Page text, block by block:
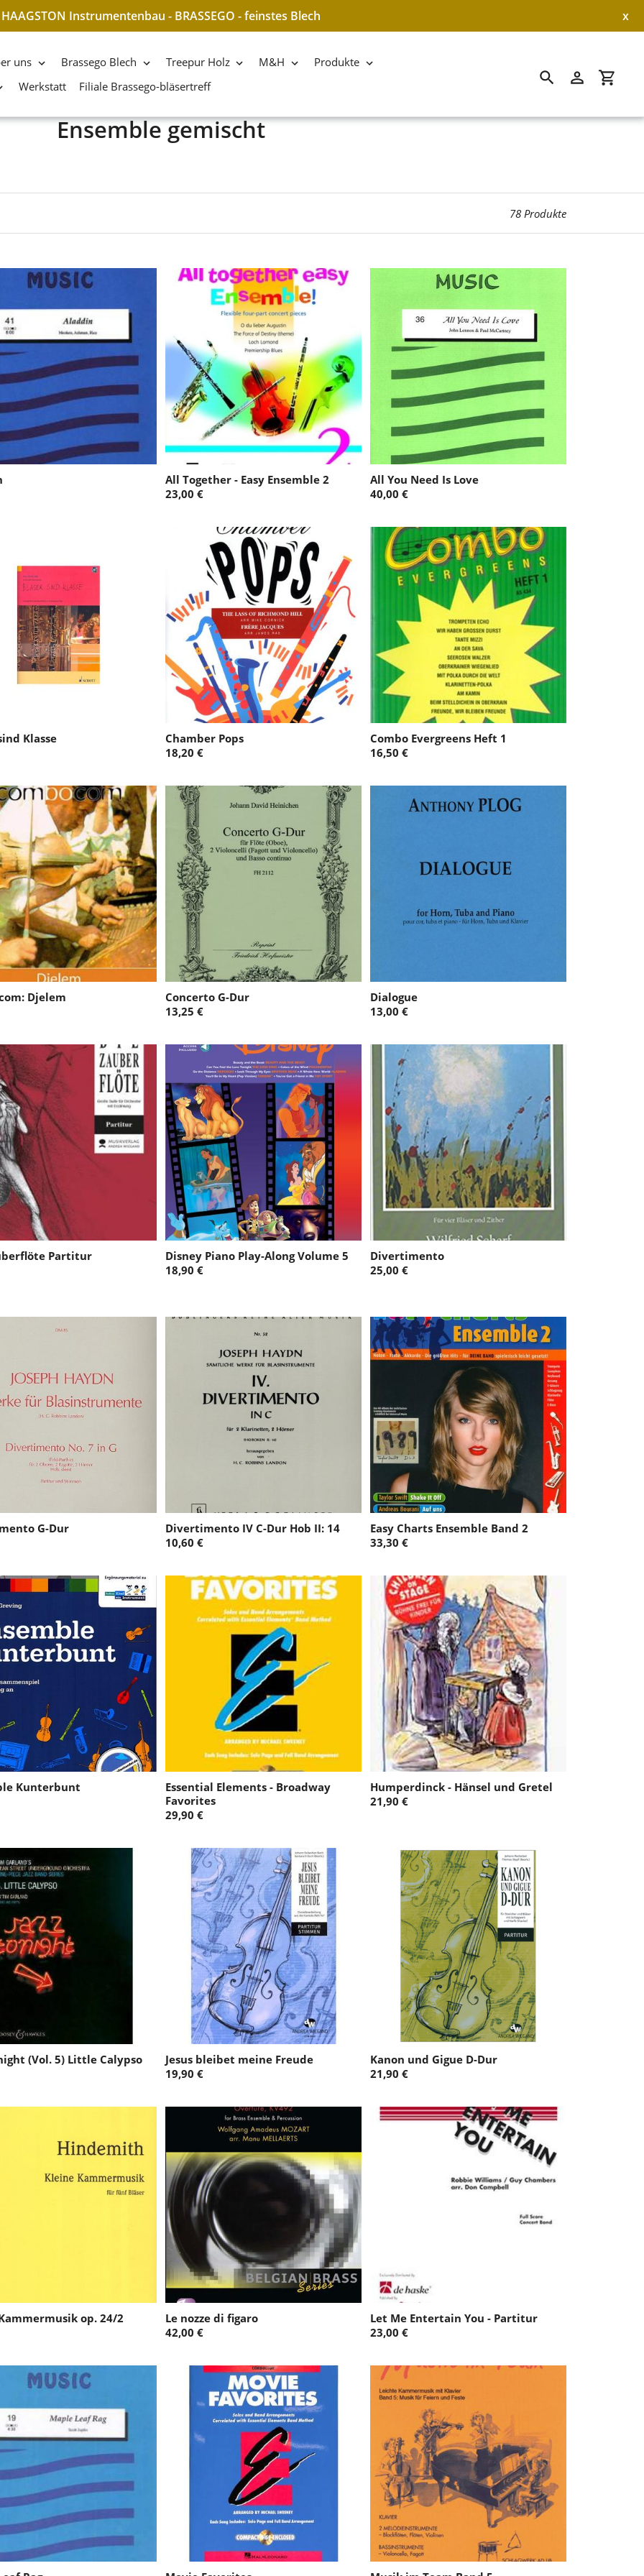
HAAGSTON Instrumentenbau - BRASSEGO - feinstes Blech x
uns Brassego Blech Treepur Holz M&H
Produkte
Werkstatt
Filiale Brassego-bläsertreff SuchenEinloggen
S
l
u
n
g
:
Ensemble gemischt
78 Produkte
All Together - Easy Ensemble 2
23,00 €
All You Need Is Love
40,00 €
Klasse
Chamber Pops
18,20 €
Combo Evergreens Heft 1
16,50 €
Djelem
Concerto G-Dur
13,25 €
Dialogue
13,00 €
Partitur
Disney Piano Play-Along Volume 5
18,90 €
Divertimento
25,00 €
G-Dur
Divertimento IV C-Dur Hob II: 14
10,60 €
Easy Charts Ensemble Band 2
33,30 €
Kunterbunt
Essential Elements - Broadway
Favorites
29,90 €
Humperdinck - Hänsel und Gretel
21,90 €
(Vol. 5) Little Calypso
Jesus bleibet meine Freude
19,90 €
Kanon und Gigue D-Dur
21,90 €
op. 24/2
Le nozze di figaro
42,00 €
Let Me Entertain You - Partitur
23,00 €